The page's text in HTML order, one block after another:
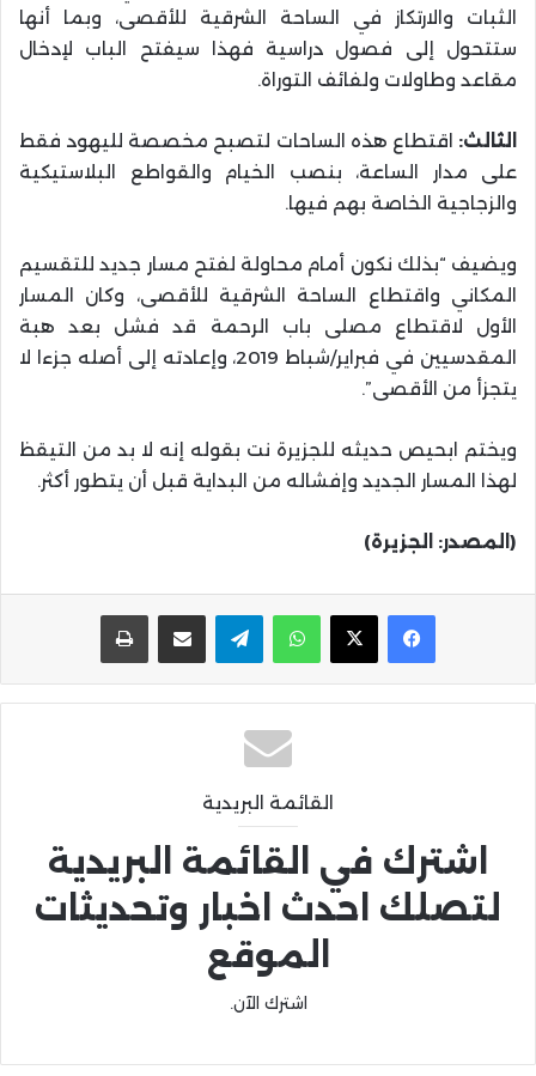
الثبات والارتكاز في الساحة الشرقية للأقصى، وبما أنها
ستتحول إلى فصول دراسية فهذا سيفتح الباب لإدخال
مقاعد وطاولات ولفائف التوراة.
الثالث: اقتطاع هذه الساحات لتصبح مخصصة لليهود فقط
على مدار الساعة، بنصب الخيام والقواطع البلاستيكية
والزجاجية الخاصة بهم فيها.
ويضيف “بذلك نكون أمام محاولة لفتح مسار جديد للتقسيم
المكاني واقتطاع الساحة الشرقية للأقصى، وكان المسار
الأول لاقتطاع مصلى باب الرحمة قد فشل بعد هبة
المقدسيين في فبراير/شباط 2019، وإعادته إلى أصله جزءا لا
يتجزأ من الأقصى”.
ويختم ابحيص حديثه للجزيرة نت بقوله إنه لا بد من التيقظ
لهذا المسار الجديد وإفشاله من البداية قبل أن يتطور أكثر.
(المصدر: الجزيرة)
واتساب تيلقرام مشاركة عبر البريد
القائمة البريدية
اشترك في القائمة البريدية
لتصلك احدث اخبار وتحديثات
الموقع
اشترك الآن.